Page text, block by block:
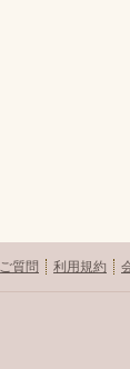
質問 利用規約